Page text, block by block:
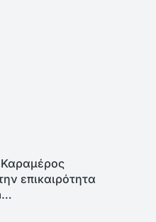
επικαιρότητα